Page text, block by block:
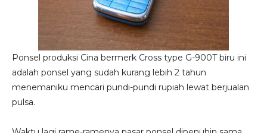
Ponsel produksi Cina bermerk Cross type G-900T biru ini
adalah ponsel yang sudah kurang lebih 2 tahun
menemaniku mencari pundi-pundi rupiah lewat berjualan
pulsa.